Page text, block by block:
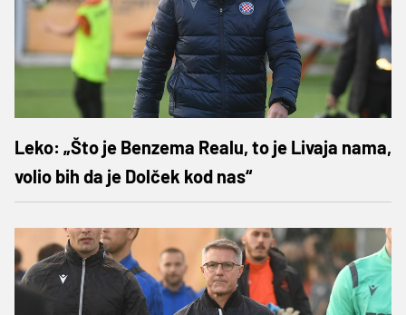
Leko: „Što je Benzema Realu, to je Livaja nama,
volio bih da je Dolček kod nas“